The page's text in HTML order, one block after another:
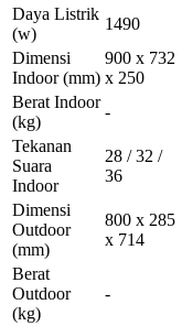
Daya Listrik
(w)
1490
Dimensi
Indoor(mm)
900 x 732
x 250
Berat Indoor
(kg)
-
Tekanan
Suara
Indoor
28 / 32 /
36
Dimensi
Outdoor
(mm)
800 x 285
x 714
Berat
Outdoor
(kg)
-